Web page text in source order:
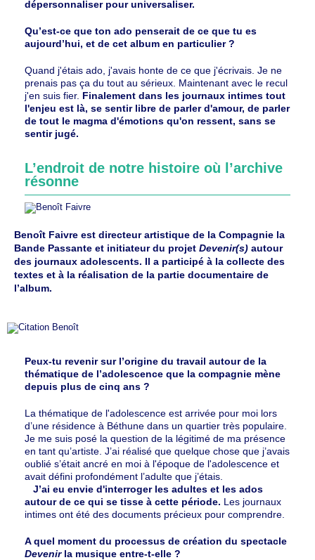
dépersonnaliser pour universaliser.
Qu’est-ce que ton ado penserait de ce que tu es
aujourd’hui, et de cet album en particulier ?
Quand j'étais ado, j'avais honte de ce que j'écrivais. Je ne
prenais pas ça du tout au sérieux. Maintenant avec le recul
j'en suis fier. Finalement dans les journaux intimes tout
l'enjeu est là, se sentir libre de parler d'amour, de parler
de tout le magma d'émotions qu'on ressent, sans se
sentir jugé.
L’endroit de notre histoire où l’archive
résonne
Benoît Faivre est directeur artistique de la Compagnie la
Bande Passante et initiateur du projet Devenir(s) autour
des journaux adolescents. Il a participé à la collecte des
textes et à la réalisation de la partie documentaire de
l’album.
Peux-tu revenir sur l’origine du travail autour de la
thématique de l’adolescence que la compagnie mène
depuis plus de cinq ans ?
La thématique de l'adolescence est arrivée pour moi lors
d’une résidence à Béthune dans un quartier très populaire.
Je me suis posé la question de la légitimé de ma présence
en tant qu’artiste. J’ai réalisé que quelque chose que j’avais
oublié s’était ancré en moi à l'époque de l'adolescence et
avait défini profondément l’adulte que j’étais.
J’ai eu envie d'interroger les adultes et les ados
autour de ce qui se tisse à cette période. Les journaux
intimes ont été des documents précieux pour comprendre.
A quel moment du processus de création du spectacle
Devenirla musique entre-t-elle ?